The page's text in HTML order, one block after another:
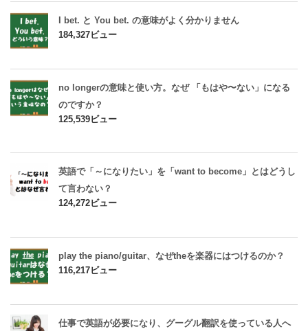
I bet. と You bet. の意味がよく分かりません
184,327ビュー
no longerの意味と使い方。なぜ 「もはや〜ない」になる
のですか？
125,539ビュー
英語で「～になりたい」を「want to become」とはどうし
て言わない？
124,272ビュー
play the piano/guitar、なぜtheを楽器にはつけるのか？
116,217ビュー
仕事で英語が必要になり、グーグル翻訳を使っている人へ